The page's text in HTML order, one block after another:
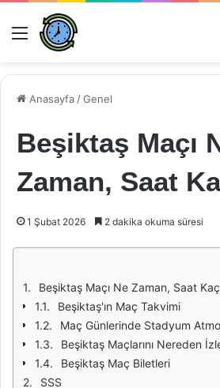
Menü
Anasayfa /Genel
Beşiktaş Maçı
Zaman, Saat
1 Şubat 2026 2 dakika okuma süresi
Beşiktaş Maçı Ne Zaman, Saat
Beşiktaş'ın Maç Takvimi
Maç Günlerinde Stadyum
Beşiktaş Maçlarını Nereden
Beşiktaş Maç Biletleri
SSS